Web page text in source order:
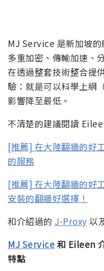
MJ Service 是新加坡
多重加密、傳輸加速、
在透過整套技術整合提
驗：就是可以科學上網
影響降至最低。
不清楚的建議閱讀
[推薦] 在大陸翻牆的好
的服務
[推薦] 在大陸翻牆的好
安裝的翻牆好選擇！
和介紹過的 J-Proxy 以
MJ Service 和 Eileen
特點